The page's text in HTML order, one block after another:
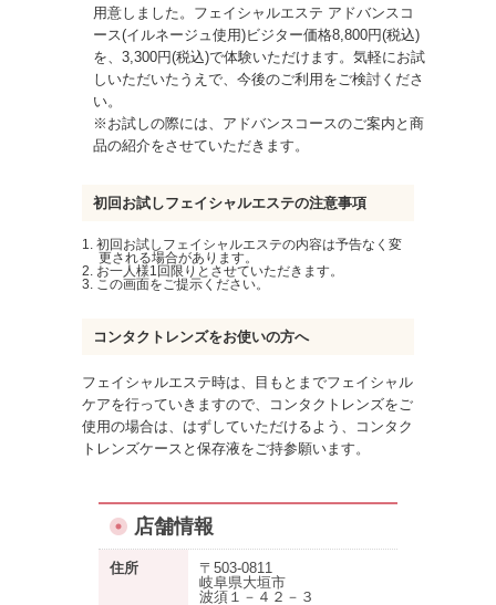
用意しました。フェイシャルエステ アドバンスコ
ース(イルネージュ使用)ビジター価格8,800円(税込)
を、3,300円(税込)で体験いただけます。気軽にお試
しいただいたうえで、今後のご利用をご検討くださ
い。
※お試しの際には、アドバンスコースのご案内と商
品の紹介をさせていただきます。
初回お試しフェイシャルエステの注意事項
初回お試しフェイシャルエステの内容は予告なく変
更される場合があります。
お一人様1回限りとさせていただきます。
この画面をご提示ください。
コンタクトレンズをお使いの方へ
フェイシャルエステ時は、目もとまでフェイシャル
ケアを行っていきますので、コンタクトレンズをご
使用の場合は、はずしていただけるよう、コンタク
トレンズケースと保存液をご持参願います。
店舗情報
住所
〒503-0811
岐阜県大垣市
波須１－４２－３